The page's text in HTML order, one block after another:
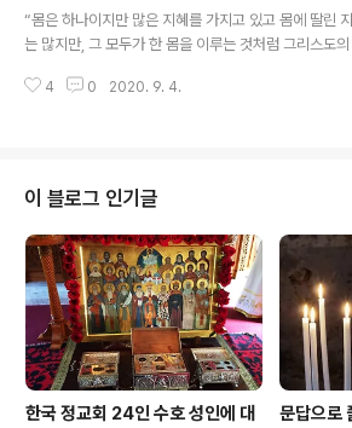
“몸은 하나이지만 많은 지혜를 가지고 있고 몸에 딸린 지
는 많지만, 그 모두가 한 몸을 이루는 것처럼 그리스도의
들보다 약하다고 여겨지는 부분이 오히려 더 요긴합니다.
습니다. 이렇게 하느님께서도 변변치 못한 부분을 더 귀중
하게 여겨 주셔서 몸의 조화를 이루게 해 주셨습니다. 이
은 몸 안에 분열이 생기지 않고 모든 지체가 서로 도와
도록 하시려는 것입니다.”(고린토 전 12,25) 그리스도인
이 상호 간의 사랑이라는 기초를 얻기 위해서는 기도를 하
거나 성서를 읽거나 어..
4 0 2020. 9. 4.
이 블로그 인기글
한국 정교회 24인 수호 성인에 대
문답으로